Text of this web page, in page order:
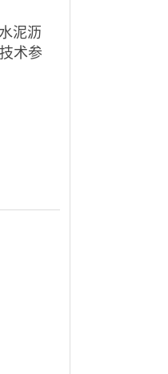
泥沥
术参